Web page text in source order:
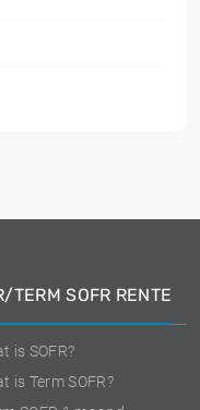
TERM SOFR RENTE
is SOFR?
is Term SOFR?